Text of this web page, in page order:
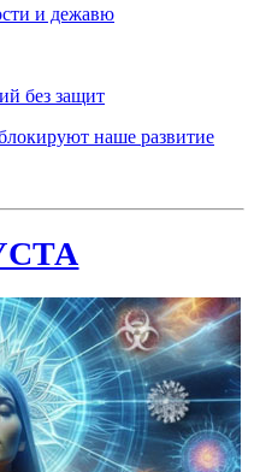
и дежавю
без защит
наше развитие